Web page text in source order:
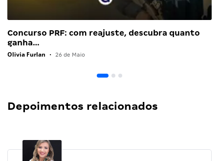
Concurso PRF: com reajuste, descubra quanto
ganha…
Olivia Furlan • 26 de Maio
Depoimentos relacionados